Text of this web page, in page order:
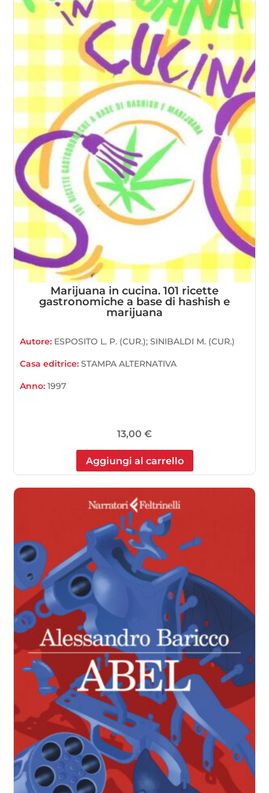
Marijuana in cucina. 101 ricette
gastronomiche a base di hashish e
marijuana
Autore: ESPOSITO L. P. (CUR.); SINIBALDI M. (CUR.)
Casa editrice:STAMPA ALTERNATIVA
Anno:1997
13,00 €
Aggiungi al carrello